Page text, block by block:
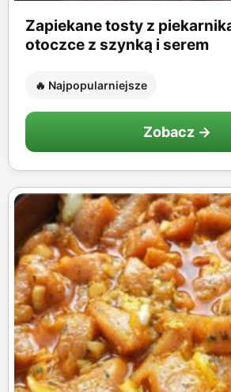
Zapiekane tosty z
otoczce z szynką i serem
🔥 Najpopularniejsze
Zobacz →